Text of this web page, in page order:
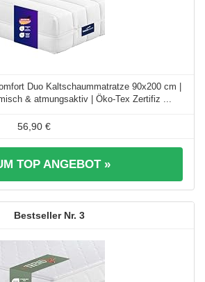
Duo Kaltschaummatratze 90x200 cm |
& atmungsaktiv | Öko-Tex Zertifiz ...
56,90 €
TOP ANGEBOT »
3